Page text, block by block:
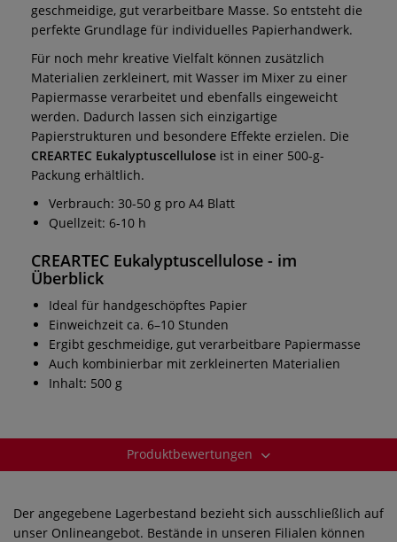
geschmeidige, gut verarbeitbare Masse. So entsteht die
perfekte Grundlage für individuelles Papierhandwerk.
Für noch mehr kreative Vielfalt können zusätzlich
Materialien zerkleinert, mit Wasser im Mixer zu einer
Papiermasse verarbeitet und ebenfalls eingeweicht
werden. Dadurch lassen sich einzigartige
Papierstrukturen und besondere Effekte erzielen. Die
CREARTEC Eukalyptuscellulose ist in einer 500-g-
Packung erhältlich.
Verbrauch: 30-50 g pro A4 Blatt
Quellzeit: 6-10 h
CREARTEC Eukalyptuscellulose - im
Überblick
Ideal für handgeschöpftes Papier
Einweichzeit ca. 6–10 Stunden
Ergibt geschmeidige, gut verarbeitbare Papiermasse
Auch kombinierbar mit zerkleinerten Materialien
Inhalt: 500 g
Produktbewertungen
Der angegebene Lagerbestand bezieht sich ausschließlich auf
unser Onlineangebot. Bestände in unseren Filialen können